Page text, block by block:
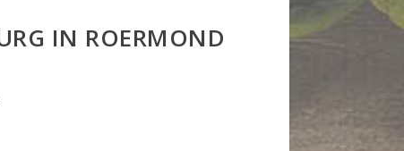
IN ROERMOND